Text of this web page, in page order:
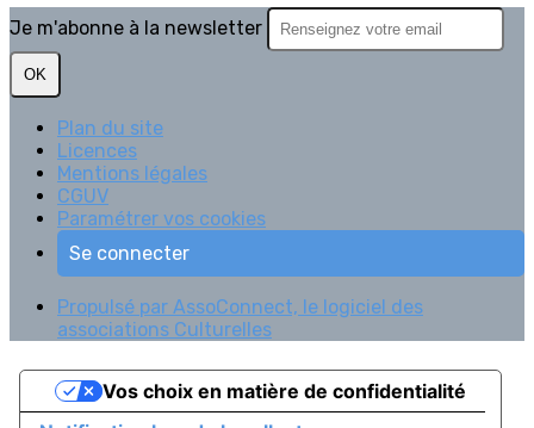
Je m'abonne à la newsletter
OK
Plan du site
Licences
Mentions légales
CGUV
Paramétrer vos cookies
Se connecter
Propulsé par AssoConnect, le logiciel des
associations Culturelles
Vos choix en matière de confidentialité